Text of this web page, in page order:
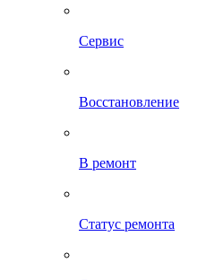
Сервис
Восстановление
В ремонт
Статус ремонта